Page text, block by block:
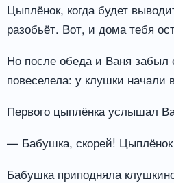
Цыплёнок, когда будет
разобьёт. Вот, и дома тебя
Но после обеда и Ваня
повеселела: у клушки начали
Первого цыплёнка услышал
— Бабушка, скорей!
Бабушка приподняла